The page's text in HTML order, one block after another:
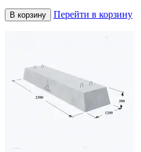
В корзину Перейти в корзину